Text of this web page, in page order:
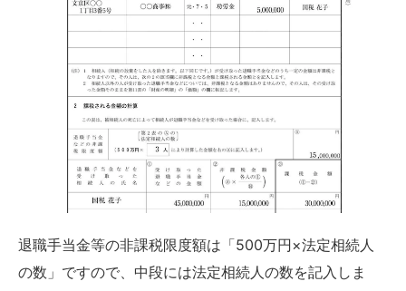
退職手当金等の非課税限度額は「500万円×法定相続人
の数」ですので、中段には法定相続人の数を記入しま